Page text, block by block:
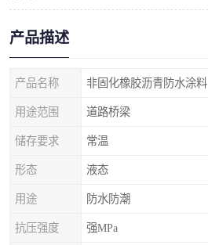
产品描述
产品名称 非固化橡胶沥青防水涂料
用途范围 道路桥梁
储存要求 常温
形态 液态
用途 防水防潮
抗压强度 强MPa